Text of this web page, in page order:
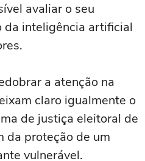
avaliar o seu
da inteligência artificial
a atenção na
claro igualmente o
de justiça eleitoral de
da proteção de um
vulnerável.